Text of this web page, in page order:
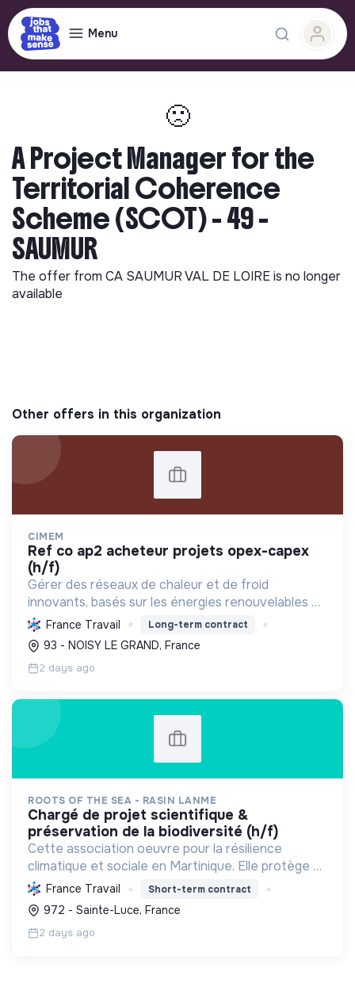
Menu
🙁
A Project Manager for the
Territorial Coherence
Scheme (SCOT) - 49 -
SAUMUR
The offer from CA SAUMUR VAL DE LOIREis no longer
available
Other offers in this organization
CIMEM
ref co ap2 acheteur projets opex-capex
(h/f)
Gérer des réseaux de chaleur et de froid
innovants, basés sur les énergies renouvelables et
la récupération, pour décarboner l'énergie,
améliorer l'efficacité et réduire les coûts,
contribuant ainsi à...
France Travail Long-term contract
93 - NOISY LE GRAND, France
2 days ago
ROOTS OF THE SEA - RASIN LANME
chargé de projet scientifique &
préservation de la biodiversité (h/f)
Cette association oeuvre pour la résilience
climatique et sociale en Martinique. Elle protège et
restaure les écosystèmes marins et côtiers,
sensibilise le public et mobilise les citoyens pour un
aven...
France Travail Short-term contract
972 - Sainte-Luce, France
2 days ago